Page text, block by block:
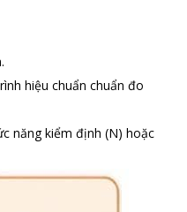
hiệu chuẩn chuẩn đo
năng kiểm định (N) hoặc